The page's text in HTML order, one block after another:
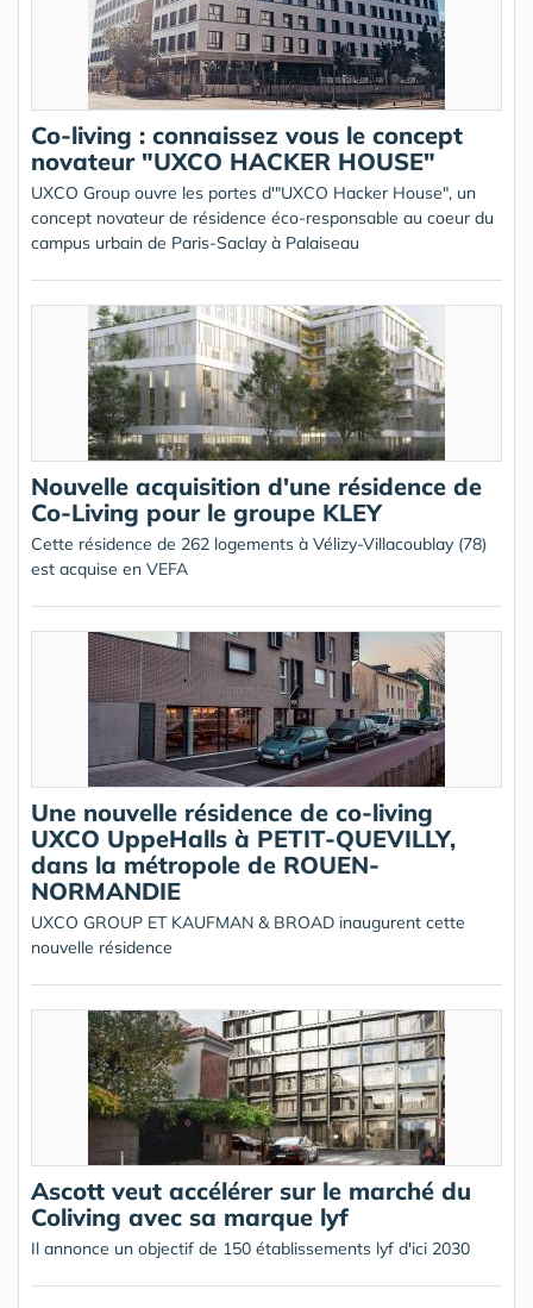
Co-living : connaissez vous le concept
novateur "UXCO HACKER HOUSE"
UXCO Group ouvre les portes d'"UXCO Hacker House", un
concept novateur de résidence éco-responsable au coeur du
campus urbain de Paris-Saclay à Palaiseau
Nouvelle acquisition d'une résidence de
Co-Living pour le groupe KLEY
Cette résidence de 262 logements à Vélizy-Villacoublay (78)
est acquise en VEFA
Une nouvelle résidence de co-living
UXCO UppeHalls à PETIT-QUEVILLY,
dans la métropole de ROUEN-
NORMANDIE
UXCO GROUP ET KAUFMAN & BROAD inaugurent cette
nouvelle résidence
Ascott veut accélérer sur le marché du
Coliving avec sa marque lyf
Il annonce un objectif de 150 établissements lyf d'ici 2030